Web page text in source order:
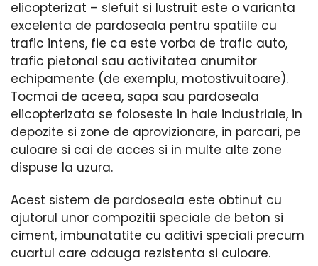
elicopterizat – slefuit si lustruit este o varianta
excelenta de pardoseala pentru spatiile cu
trafic intens, fie ca este vorba de trafic auto,
trafic pietonal sau activitatea anumitor
echipamente (de exemplu, motostivuitoare).
Tocmai de aceea, sapa sau pardoseala
elicopterizata se foloseste in hale industriale, in
depozite si zone de aprovizionare, in parcari, pe
culoare si cai de acces si in multe alte zone
dispuse la uzura.
Acest sistem de pardoseala este obtinut cu
ajutorul unor compozitii speciale de beton si
ciment, imbunatatite cu aditivi speciali precum
cuartul care adauga rezistenta si culoare.